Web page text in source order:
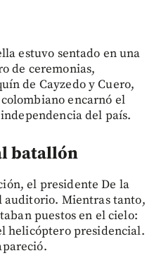
estuvo sentado en una
de ceremonias,
de Cayzedo y Cuero,
encarnó el
del país.
batallón
el presidente De la
auditorio. Mientras tanto,
puestos en el cielo:
helicóptero presidencial.